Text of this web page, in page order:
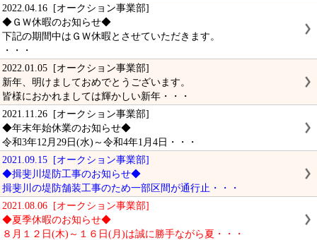
2022.04.16 [オークション事業部]
◆ＧＷ休暇のお知らせ◆
下記の期間中はＧＷ休暇とさせていただきます。
・・・
2022.01.05 [オークション事業部]
新年、明けましておめでとうございます。
皆様におかれましては輝かしい新年・・・
2021.11.26 [オークション事業部]
◆年末年始休業のお知らせ◆
令和3年12月29日(水)～令和4年1月4日・・・
2021.09.15 [オークション事業部]
◆揖斐川堤防工事のお知らせ◆
揖斐川の堤防舗装工事のため一部区間が通行止・・・
2021.08.06 [オークション事業部]
◆夏季休暇のお知らせ◆
８月１２日(木)～１６日(月)は誠に勝手ながら夏・・・